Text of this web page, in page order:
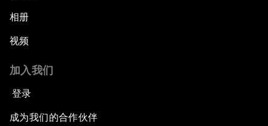
相册
视频
加入我们
登录
成为我们的合作伙伴